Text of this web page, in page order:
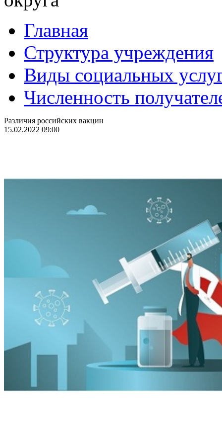
Главная
Структура учреждения
Виды социальных
Численность
Различия российских вакцин
15.02.2022 09:00